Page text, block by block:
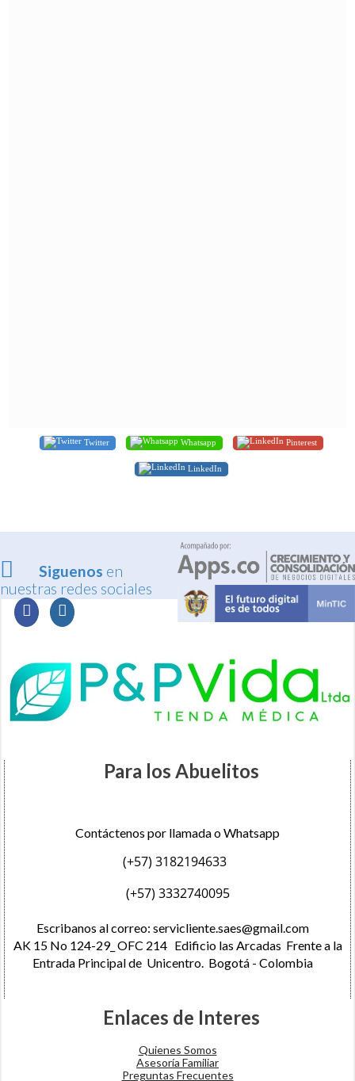
Twitter Whatsapp Pinterest
LinkedIn
Siguenos en
nuestras redes sociales
Para los Abuelitos
Contáctenos por llamada o Whatsapp
(+57) 3182194633
(+57) 3332740095
Escribanos al correo: servicliente.saes@gmail.com
AK 15 No 124-29_ OFC 214 Edificio las Arcadas Frente a la
Entrada Principal de Unicentro. Bogotá - Colombia
Enlaces de Interes
Quienes Somos
Asesoría Familiar
Preguntas Frecuentes